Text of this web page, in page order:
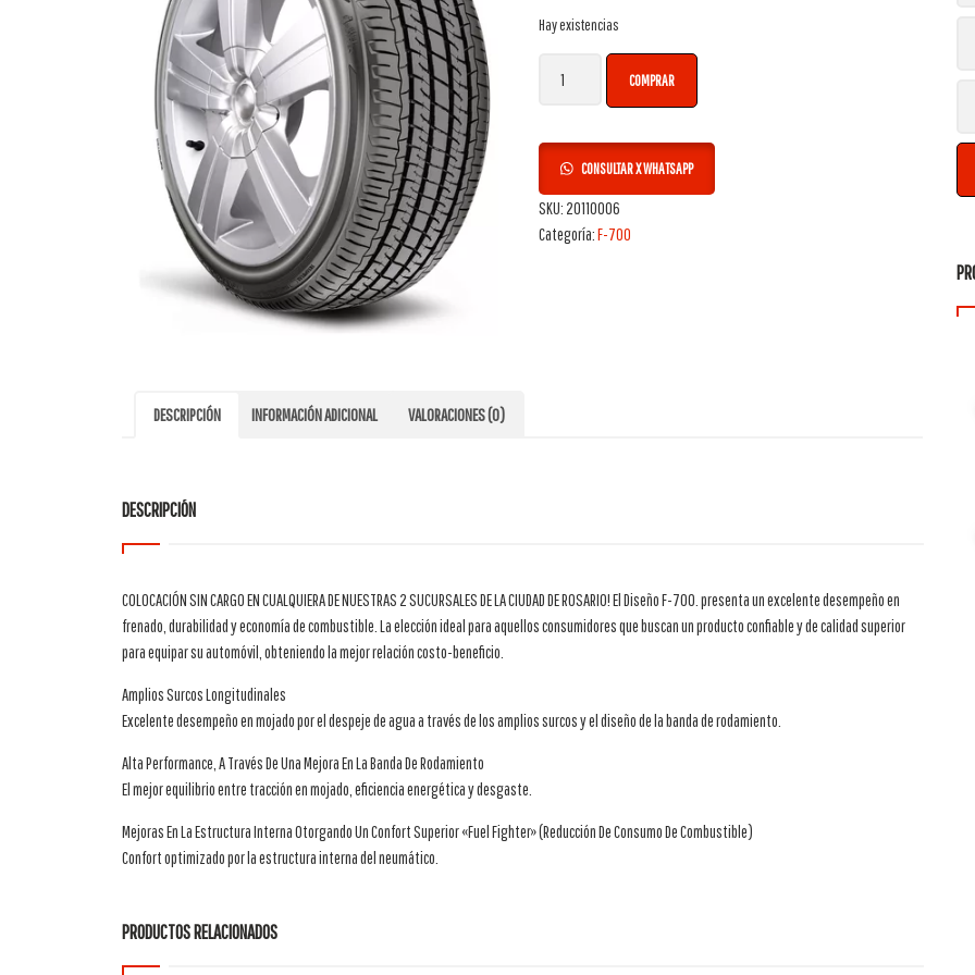
Hay existencias
Neumático Firestone 215/50 R17 F-700 + cantidad
COMPRAR
CONSULTAR X WHATSAPP
SKU: 20110006
Categoría:F-700
DESCRIPCIÓN INFORMACIÓN ADICIONAL VALORACIONES (0)
DESCRIPCIÓN
COLOCACIÓN SIN CARGO EN CUALQUIERA DE NUESTRAS 2 SUCURSALES DE LA CIUDAD DE ROSARIO! El Diseño F-700. presenta un excelente desempeño en
frenado, durabilidad y economía de combustible. La elección ideal para aquellos consumidores que buscan un producto confiable y de calidad superior
para equipar su automóvil, obteniendo la mejor relación costo-beneficio.
Amplios Surcos Longitudinales
Excelente desempeño en mojado por el despeje de agua a través de los amplios surcos y el diseño de la banda de rodamiento.
Alta Performance, A Través De Una Mejora En La Banda De Rodamiento
El mejor equilibrio entre tracción en mojado, eficiencia energética y desgaste.
Mejoras En La Estructura Interna Otorgando Un Confort Superior «Fuel Fighter» (Reducción De Consumo De Combustible)
Confort optimizado por la estructura interna del neumático.
PRODUCTOS RELACIONADOS